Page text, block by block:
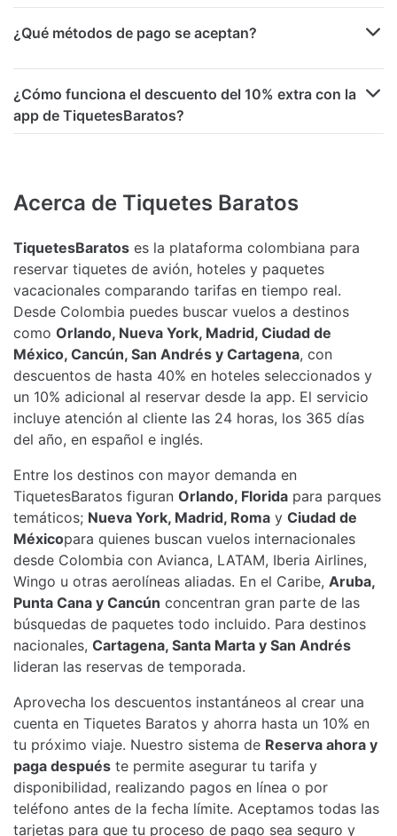
¿Qué métodos de pago se aceptan?
¿Cómo funciona el descuento del 10% extra con la
app de TiquetesBaratos?
Acerca de Tiquetes Baratos
TiquetesBaratos es la plataforma colombiana para
reservar tiquetes de avión, hoteles y paquetes
vacacionales comparando tarifas en tiempo real.
Desde Colombia puedes buscar vuelos a destinos
como Orlando, Nueva York, Madrid, Ciudad de
México, Cancún, San Andrés y Cartagena, con
descuentos de hasta 40% en hoteles seleccionados y
un 10% adicional al reservar desde la app. El servicio
incluye atención al cliente las 24 horas, los 365 días
del año, en español e inglés.
Entre los destinos con mayor demanda en
TiquetesBaratos figuran Orlando, Florida para parques
temáticos; Nueva York, Madrid, Roma y Ciudad de
Méxicopara quienes buscan vuelos internacionales
desde Colombia con Avianca, LATAM, Iberia Airlines,
Wingo u otras aerolíneas aliadas. En el Caribe, Aruba,
Punta Cana y Cancún concentran gran parte de las
búsquedas de paquetes todo incluido. Para destinos
nacionales, Cartagena, Santa Marta y San Andrés
lideran las reservas de temporada.
Aprovecha los descuentos instantáneos al crear una
cuenta en Tiquetes Baratos y ahorra hasta un 10% en
tu próximo viaje. Nuestro sistema de Reserva ahora y
paga después te permite asegurar tu tarifa y
disponibilidad, realizando pagos en línea o por
teléfono antes de la fecha límite. Aceptamos todas las
tarjetas para que tu proceso de pago sea seguro y